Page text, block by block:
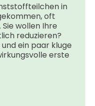
in
oft
wollen Ihre
reduzieren?
ein paar kluge
erste